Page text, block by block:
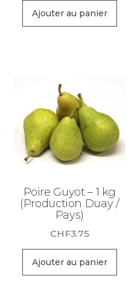
Ajouter au panier
Poire Guyot – 1 kg
(Production Duay /
Pays)
CHF3.75
Ajouter au panier